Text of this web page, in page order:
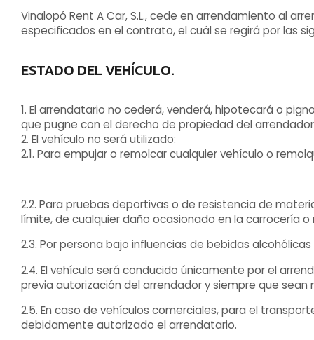
Vinalopó Rent A Car, S.L., cede en arrendamiento al
especificados en el contrato, el cuál se regirá por las
ESTADO DEL VEHÍCULO.
1. El arrendatario no cederá, venderá, hipotecará o
que pugne con el derecho de propiedad del
2. El vehículo no será utilizado:
2.1. Para empujar o remolcar cualquier vehículo o
2.2. Para pruebas deportivas o de resistencia de
límite, de cualquier daño ocasionado en la carrocería
2.3. Por persona bajo influencias de bebidas
2.4. El vehículo será conducido únicamente por el
previa autorización del arrendador y siempre que sean
2.5. En caso de vehículos comerciales, para el
debidamente autorizado el arrendatario.